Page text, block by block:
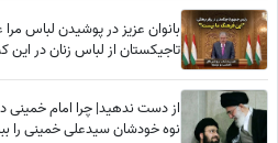
بانوان عزیز در پوشیدن لباس
تاجیکستان از لباس زنان در
از دست ندهید| چرا امام خمینی
نوه خودشان سیدعلی خمینی را